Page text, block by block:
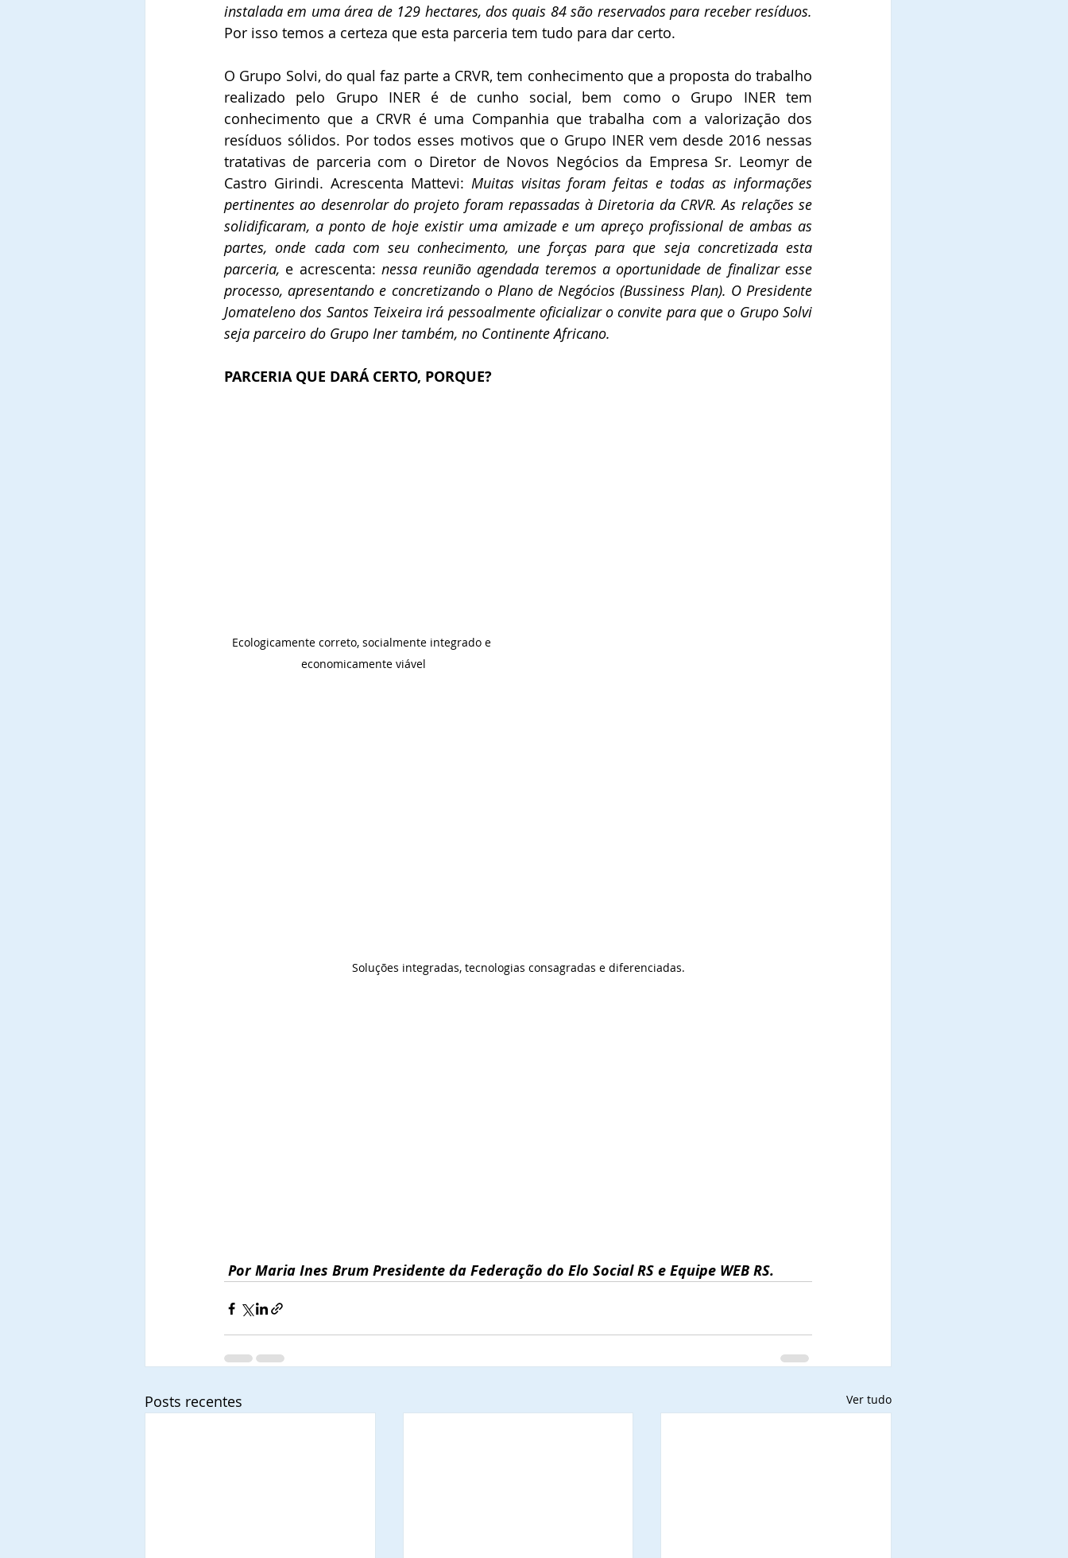
Por isso temos a certeza que esta parceria tem tudo para dar certo.
O Grupo Solvi, do qual faz parte a CRVR, tem conhecimento que a proposta do trabalho
realizado pelo Grupo INER é de cunho social, bem como o Grupo INER tem
conhecimento que a CRVR é uma Companhia que trabalha com a valorização dos
resíduos sólidos. Por todos esses motivos que o Grupo INER vem desde 2016 nessas
tratativas de parceria com o Diretor de Novos Negócios da Empresa Sr. Leomyr de
Castro Girindi. Acrescenta Mattevi: Muitas visitas foram feitas e todas as informações
pertinentes ao desenrolar do projeto foram repassadas à Diretoria da CRVR. As relações se
solidificaram, a ponto de hoje existir uma amizade e um apreço profissional de ambas as
partes, onde cada com seu conhecimento, une forças para que seja concretizada esta
parceria, e acrescenta: nessa reunião agendada teremos a oportunidade de finalizar esse
processo, apresentando e concretizando o Plano de Negócios (Bussiness Plan). O Presidente
Jomateleno dos Santos Teixeira irá pessoalmente oficializar o convite para que o Grupo Solvi
seja parceiro do Grupo Iner também, no Continente Africano.
PARCERIA QUE DARÁ CERTO, PORQUE?
Ecologicamente correto, socialmente integrado e
economicamente viável
Soluções integradas, tecnologias consagradas e diferenciadas.
Por Maria Ines Brum Presidente da Federação do Elo Social RS e Equipe WEB RS.
Posts recentes Ver tudo